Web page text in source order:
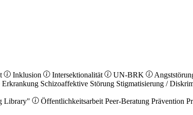
Inklusion Intersektionalität UN-BRK
Erkrankung Schizoaffektive Störung Stigmatisierung /
Library" Öffentlichkeitsarbeit Peer-Beratung Prävention